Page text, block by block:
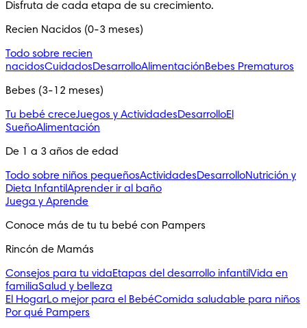
Disfruta de cada etapa de su crecimiento.
Recien Nacidos (0-3 meses)
Todo sobre recien
nacidosCuidadosDesarrolloAlimentaciónBebes Prematuros
Bebes (3-12 meses)
Tu bebé creceJuegos y ActividadesDesarrolloEl
SueñoAlimentación
De 1 a 3 años de edad
Todo sobre niños pequeñosActividadesDesarrolloNutrición y
Dieta InfantilAprender ir al baño
Juega y Aprende
Conoce más de tu tu bebé con Pampers
Rincón de Mamás
Consejos para tu vidaEtapas del desarrollo infantilVida en
familiaSalud y belleza
El HogarLo mejor para el BebéComida saludable para niños
Por qué Pampers